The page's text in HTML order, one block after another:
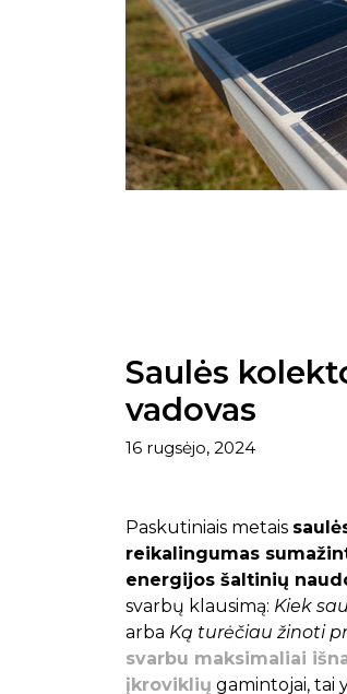
Saulės
vadovas
16 rugsėjo, 2024
Paskutiniais metais
reikalingumas
energijos šaltinių
svarbų klausimą: Kiek
arba Ką turėčiau žinoti
svarbu maksimaliai
įkroviklių gamintojai, tai